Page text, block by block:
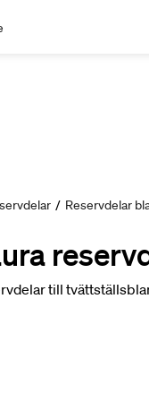
/ Reservdelar
till